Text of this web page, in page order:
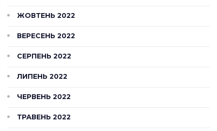
ЖОВТЕНЬ 2022
ВЕРЕСЕНЬ 2022
СЕРПЕНЬ 2022
ЛИПЕНЬ 2022
ЧЕРВЕНЬ 2022
ТРАВЕНЬ 2022